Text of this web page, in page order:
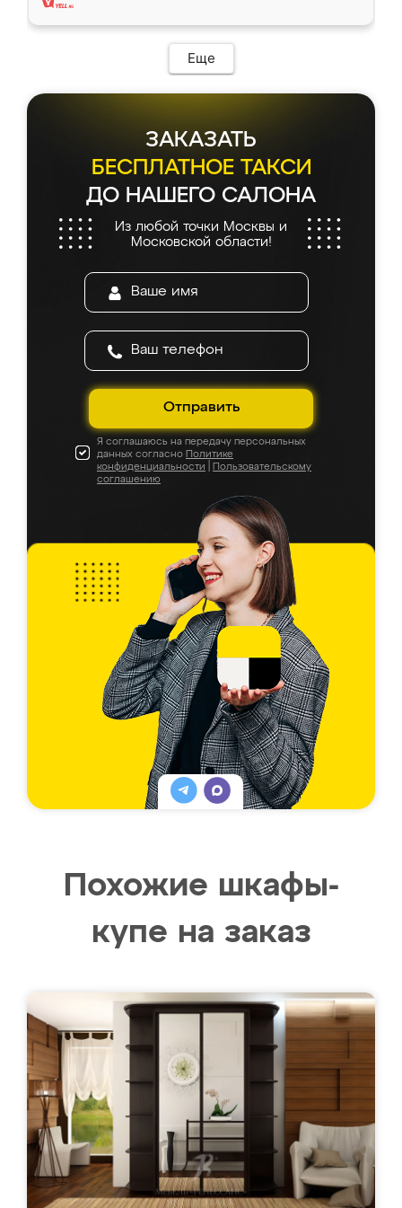
Еще
ЗАКАЗАТЬ
БЕСПЛАТНОЕ ТАКСИ
ДО НАШЕГО САЛОНА
Из любой точки Москвы и
Московской области!
Отправить
Я соглашаюсь на передачу персональных
данных согласно Политике
конфиденциальности
Пользовательскому
соглашению
Похожие шкафы-
купе на заказ